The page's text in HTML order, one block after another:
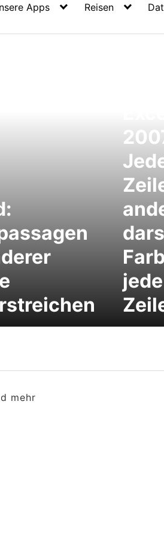
Apps Reisen
mehr